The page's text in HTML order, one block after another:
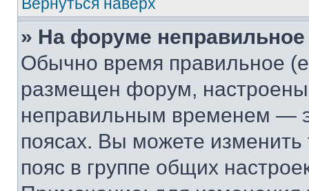
» На форуме
Обычно время правильное
размещен форум, настроены
неправильным временем —
поясах. Вы можете изменить
пояс в группе общих